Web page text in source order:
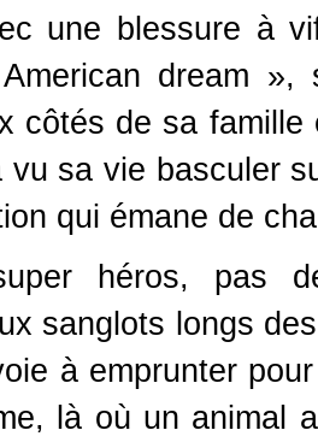
une blessure à
dream
côtés de sa
vu sa vie basculer
qui émane de
héros, pas
sanglots longs
à emprunter
là où un animal